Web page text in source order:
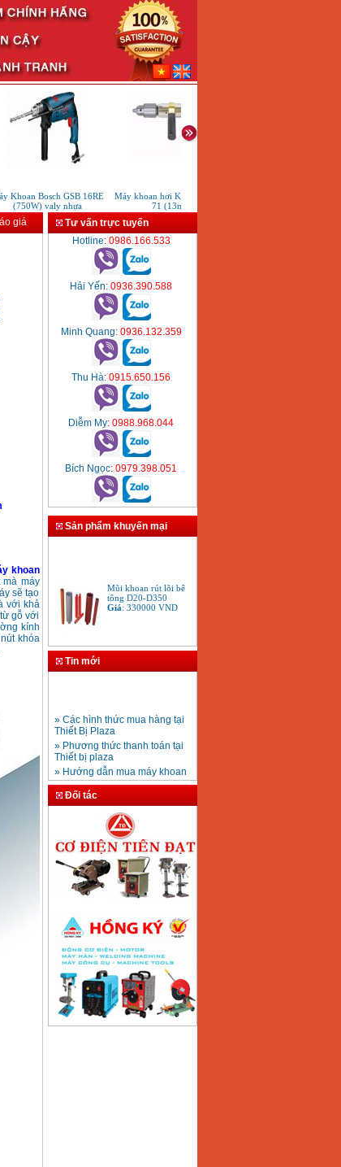
Khoan Bosch GSB 16RE
(750W) valy nhựa
Máy khoan hơi Kawasaki KPT-
71 (13mm)
giá
khoan
mà máy
sẽ tạo
với khả
gỗ với
kính
khóa
Tư vấn trực tuyến
Hotline: 0986.166.533
Hải Yến: 0936.390.588
Minh Quang: 0936.132.359
Thu Hà: 0915.650.156
Diễm My: 0988.968.044
Bích Ngọc: 0979.398.051
Sản phẩm khuyến mại
tông D20-D350
Giá: 330000VND
Bảng giá máy khoan
Bộ máy khoan Bosch
GSB 13RE hộp nhựa
100 chi tiết
Giá :1977000VND
Máy đục bê tông
(900W)
Giá:5750000
Máy đục bê tông
Hikoki H41SC
(17mm)
Giá: 5760000 VND
Tin mới
Thiết Bị Plaza
» Phương thức thanh toán tại
Thiết bị plaza
» Hướng dẫn mua máy khoan
giá rẻ
» Thiết Bị Plaza – đại lý bán
máy khoan giá rẻ
» Phân biệt máy khoan búa và
máy khoan động lực
» Địa chỉ bán máy khoan cầm
tay tại Hà Nội
» Tuyển nhân viên kinh doanh
thiết bị, điện máy
» Mua máy khoan Bosch
» Hỏi mua máy khoan nào thì
tốt
» Đại lý bán máy khoan
Makita, máy khoan bê tông
Makita
Đối tác